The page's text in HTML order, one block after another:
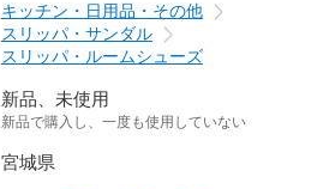
キッチン・日用品・その他
スリッパ・サンダル
スリッパ・ルームシューズ
新品、未使用
新品で購入し、一度も使用していない
宮城県